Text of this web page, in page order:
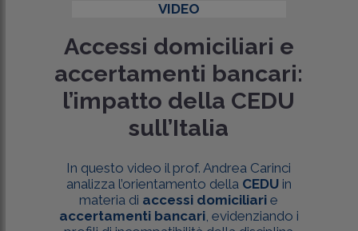
Accessi domiciliari e
accertamenti bancari:
l’impatto della CEDU
sull’Italia
In questo video il prof. Andrea Carinci
analizza l’orientamento della CEDU in
materia di accessi domiciliari e
accertamenti bancari, evidenziando i
VIDEO